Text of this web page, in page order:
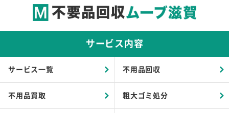
サービス内容
サービス一覧 不用品回収
不用品買取 粗大ゴミ処分